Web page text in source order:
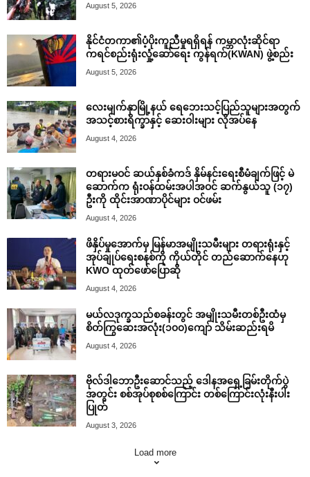
August 5, 2026
နိုင်ငံတကာ၏ပံ့ပိုးကူညီမှုရရှိရန် ကမ္ဘာလုံးဆိုင်ရာ
ကရင်စည်းရုံးလှုံ့ဆော်ရေး ကွန်ရက်(KWAN) ဖွဲ့စည်း
August 5, 2026
လေးမျက်နှာမြို့နယ် ရေဘေးသင့်ပြည်သူများအတွက်
အသင့်စားရိက္ခာနှင့် ဆေးဝါးများ လိုအပ်နေ
August 4, 2026
တရားမဝင် ဆယ်နှစ်ခံကဒ် နှိမ်နင်းရေးစီမံချက်ဖြင့် မဲ
ဆောက်က ရုံးဝန်ထမ်းအပါအဝင် ဆက်နွယ်သူ (၁၇)
ဦးကို ထိုင်းအာဏာပိုင်များ ဝင်ဖမ်း
August 4, 2026
ဖိနှိပ်မှုအောက်မှ မြန်မာအမျိုးသမီးများ တရားရုံးနှင့်
အုပ်ချုပ်ရေးစနစ်ကို ကိုယ်တိုင် တည်ဆောက်နေဟု
KWO ထုတ်ဖော်ပြောဆို
August 4, 2026
မယ်လဒုက္ခသည်စခန်းတွင် အမျိုးသမီးတစ်ဦးထံမှ
စိတ်ကြွဆေးအလုံး(၁၀၀)ကျော် သိမ်းဆည်းရမိ
August 4, 2026
ဗိုလ်ဒါဘောဦးဆောင်သည့် ဒေါနအရှေ့ခြမ်းတိုက်ပွဲ
အတွင်း စစ်အုပ်စုစစ်ကြောင်း တစ်ကြောင်းလုံးနီးပါး
ပြုတ်
August 3, 2026
Load more